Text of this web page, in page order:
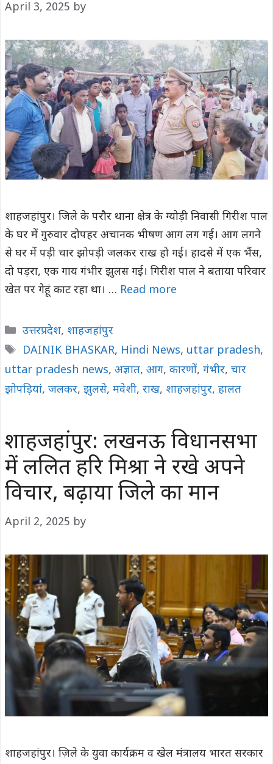
April 3, 2025 by
शाहजहांपुर। जिले के परौर थाना क्षेत्र के ग्योड़ी निवासी गिरीश पाल
के घर में गुरुवार दोपहर अचानक भीषण आग लग गई। आग लगने
से घर में पड़ी चार झोपड़ी जलकर राख हो गई। हादसे में एक भैंस,
दो पड़रा, एक गाय गंभीर झुलस गई। गिरीश पाल ने बताया परिवार
खेत पर गेहूं काट रहा था। … Read more
Categories
उत्तरप्रदेश, शाहजहांपुर
Tags
DAINIK BHASKAR, Hindi News, uttar pradesh,
uttar pradesh news, अज्ञात, आग, कारणों, गंभीर, चार
झोपड़ियां, जलकर, झुलसे, मवेशी, राख, शाहजहांपुर, हालत
शाहजहांपुर: लखनऊ विधानसभा
में ललित हरि मिश्रा ने रखे अपने
विचार, बढ़ाया जिले का मान
April 2, 2025 by
शाहजहांपुर। ज़िले के युवा कार्यक्रम व खेल मंत्रालय भारत सरकार